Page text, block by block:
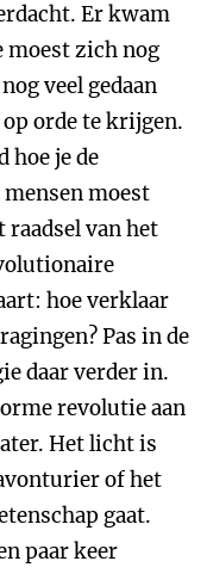
Er kwam
moest zich nog
veel gedaan
orde te krijgen.
hoe je de
moest
raadsel van het
hoe verklaar
Pas in de
daar verder in.
revolutie aan
Het licht is
of het
gaat.
paar keer